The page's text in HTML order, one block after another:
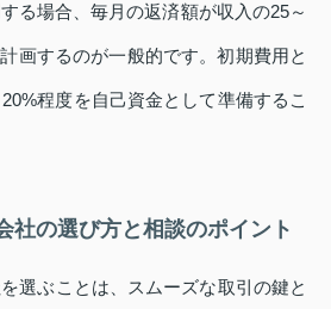
る場合、毎月の返済額が収入の25～
画するのが一般的です。初期費用と
程度を自己資金として準備するこ
社の選び方と相談のポイント
選ぶことは、スムーズな取引の鍵と